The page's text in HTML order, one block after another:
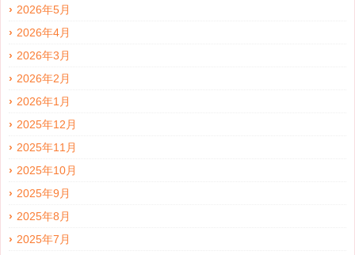
2026年5月
2026年4月
2026年3月
2026年2月
2026年1月
2025年12月
2025年11月
2025年10月
2025年9月
2025年8月
2025年7月